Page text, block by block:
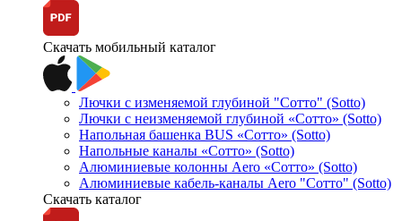
Скачать мобильный каталог
Лючки с изменяемой глубиной "Сотто" (Sotto)
Лючки с неизменяемой глубиной «Сотто» (Sotto)
Напольная башенка BUS «Сотто» (Sotto)
Напольные каналы «Сотто» (Sotto)
Алюминиевые колонны Aero «Сотто» (Sotto)
Алюминиевые кабель-каналы Aero "Сотто" (Sotto)
Скачать каталог